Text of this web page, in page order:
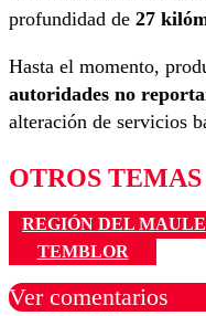
profundidad de 27
Hasta el momento,
autoridades no
alteración de servicios
OTROS
REGIÓN DEL MAULE
TEMBLOR
Ver comentarios